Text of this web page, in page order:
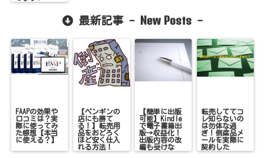
最新記事 - New Posts -
FAAPの効果や
口コミは？実
際に使ってみ
た感想【本当
に使える？】
【ペンギンの
店にも勝て
る！】転売用
品をおどろく
ほど安く仕入
れる方法！
【簡単に出版
可能】Kindle
で電子書籍出
版→収益化！
出版内容の改
編も受けな
い！
転売しててコ
レ知らないの
は勿体な過
ぎ！倒産品メ
ールを実際に
契約した
ら！？